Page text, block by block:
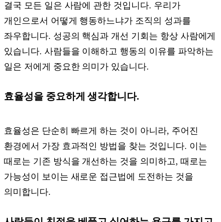
결국 모든 일은 사람에 관한 것입니다. 우리가
개인으로서 어떻게 행동하느냐가 조직의 성과를
좌우합니다. 성공의 핵심과 개선 기회는 항상 사람에게
있습니다. 사람들을 이해하고 행동의 이유를 파악하는
일은 저에게 중요한 의미가 있습니다.
효율성을 중요하게 생각합니다.
효율성은 단순히 빠르게 하는 것이 아니라, 주어진
환경에서 가장 효과적인 방법을 찾는 것입니다. 이는
때로는 기존 방식을 개선하는 것을 의미하고, 때로는
가능성이 보이는 새로운 접근법에 도전하는 것을
의미합니다.